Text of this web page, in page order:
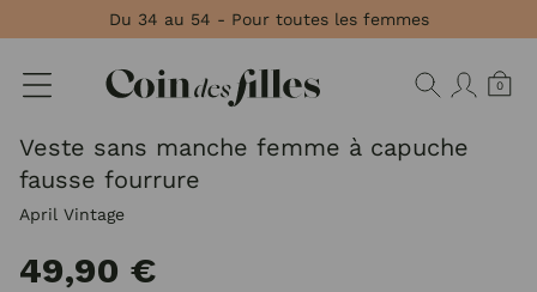
Du 34 au 54 - Pour toutes les femmes
0
Veste sans manche femme à capuche
fausse fourrure
April Vintage
49,90 €
Panneau de gestion des cookies